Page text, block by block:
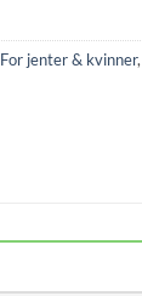
For jenter & kvinner,